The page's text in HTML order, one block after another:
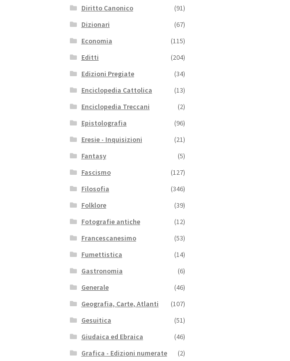
Diritto Canonico
(91)
Dizionari
(67)
Economia
(115)
Editti
(204)
Edizioni Pregiate
(34)
Enciclopedia Cattolica
(13)
Enciclopedia Treccani
(2)
Epistolografia
(96)
Eresie - Inquisizioni
(21)
Fantasy
(5)
Fascismo
(127)
Filosofia
(346)
Folklore
(39)
Fotografie antiche
(12)
Francescanesimo
(53)
Fumettistica
(14)
Gastronomia
(6)
Generale
(46)
Geografia, Carte, Atlanti
(107)
Gesuitica
(51)
Giudaica ed Ebraica
(46)
Grafica - Edizioni numerate
(2)